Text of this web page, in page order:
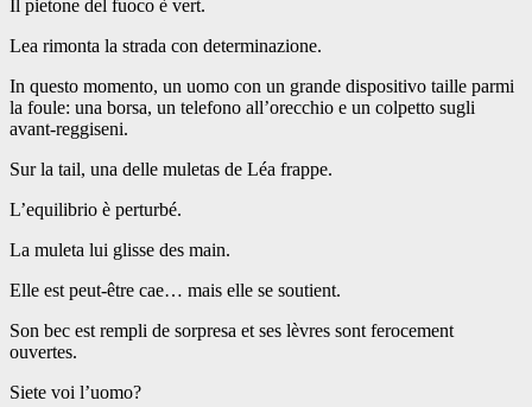
Il pietone del fuoco è vert.
Lea rimonta la strada con determinazione.
In questo momento, un uomo con un grande dispositivo taille parmi
la foule: una borsa, un telefono all’orecchio e un colpetto sugli
avant-reggiseni.
Sur la tail, una delle muletas de Léa frappe.
L’equilibrio è perturbé.
La muleta lui glisse des main.
Elle est peut-être cae… mais elle se soutient.
Son bec est rempli de sorpresa et ses lèvres sont ferocement
ouvertes.
Siete voi l’uomo?